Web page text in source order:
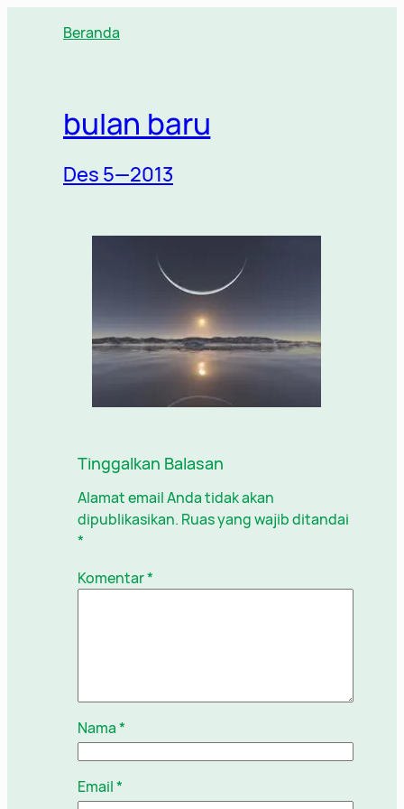
Beranda
bulan baru
Des 5—2013
Tinggalkan Balasan
Alamat email Anda tidak akan
dipublikasikan. Ruas yang wajib ditandai
*
Komentar*
Nama*
Email*